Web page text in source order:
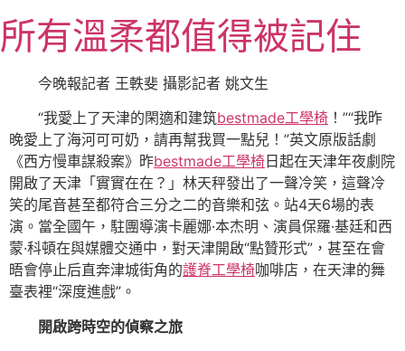
至
主所有溫柔都值得被記住
今晚報記者 王軼斐 攝影記者 姚文生
“我愛上了天津的閑適和建筑bestmade工學椅 ！”“我昨
晚愛上了海河可可奶，請再幫我買一點兒！”英文原版話劇
《西方慢車謀殺案》昨bestmade工學椅 日起在天津年夜劇院
開啟了天津「實實在在？」林天秤發出了一聲冷笑，這聲冷
笑的尾音甚至都符合三分之二的音樂和弦。站4天6場的表
演。當全國午，駐團導演卡麗娜·本杰明、演員保羅·基廷和西
蒙·科頓在與媒體交通中，對天津開啟“點贊形式”，甚至在會
晤會停止后直奔津城街角的護脊工學椅咖啡店，在天津的舞
臺表裡“深度進戲”。
開啟跨時空的偵察之旅